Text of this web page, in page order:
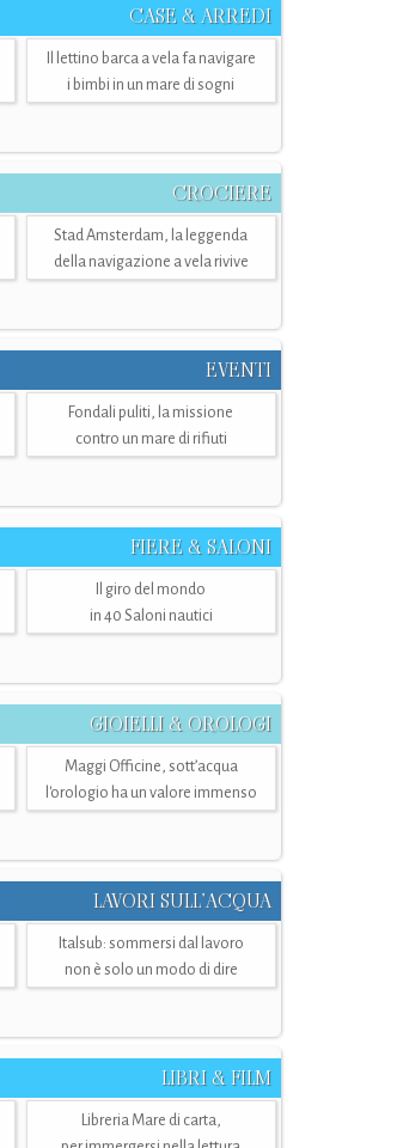
CASE & ARREDI
Il lettino barca a vela fa navigare
i bimbi in un mare di sogni
CROCIERE
Stad Amsterdam, la leggenda
della navigazione a vela rivive
EVENTI
Fondali puliti, la missione
contro un mare di rifiuti
FIERE & SALONI
Il giro del mondo
in 40 Saloni nautici
GIOIELLI & OROLOGI
Maggi Officine, sott’acqua
l'orologio ha un valore immenso
LAVORI SULL’ACQUA
Italsub: sommersi dal lavoro
non è solo un modo di dire
LIBRI & FILM
Libreria Mare di carta,